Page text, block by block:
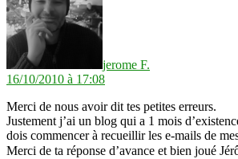
jerome F.
16/10/2010 à 17:08
Merci de nous avoir dit tes petites erreurs.
Justement j’ai un blog qui a 1 mois
dois commencer à recueillir les e-mails de
Merci de ta réponse d’avance et bien joué